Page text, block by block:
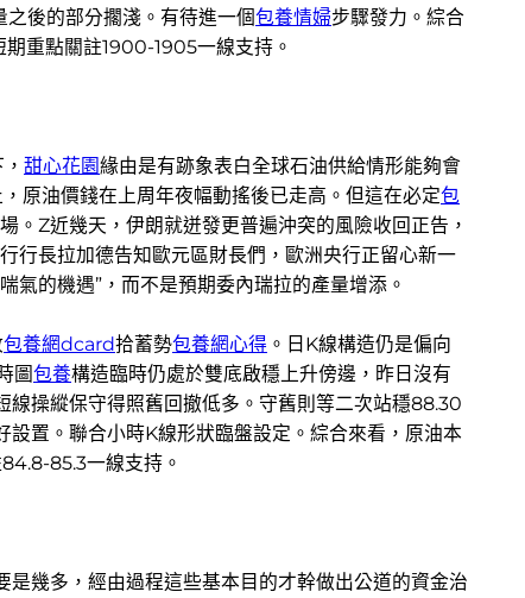
後的部分擱淺。有待進一個包養情婦步驟發力。綜合
重點關註1900-1905一線支持。
甜心花園緣由是有跡象表白全球石油供給情形能夠會
原油價錢在上周年夜幅動搖後已走高。但這在必定包
。Z近幾天，伊朗就迸發更普遍沖突的風險收回正告，
行長拉加德告知歐元區財長們，歐洲央行正留心新一
氣的機遇”，而不是預期委內瑞拉的產量增添。
包養網dcard拾蓄勢包養網心得 。日K線構造仍是偏向
圖包養構造臨時仍處於雙底啟穩上升傍邊，昨日沒有
操縱保守得照舊回撤低多。守舊則等二次站穩88.30
置。聯合小時K線形狀臨盤設定。綜合來看，原油本
85.3一線支持。
幾多，經由過程這些基本目的才幹做出公道的資金治